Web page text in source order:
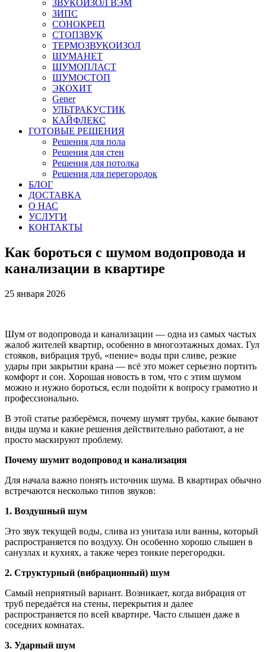
ЗВУКОИЗОЛ ВЭМ
ЗИПС
СОНОКРЕП
СТОПЗВУК
ТЕРМОЗВУКОИЗОЛ
ШУМАНЕТ
ШУМОПЛАСТ
ШУМОСТОП
ЭКОХИТ
Gener
УЛЬТРАКУСТИК
КАЙФЛЕКС
ГОТОВЫЕ РЕШЕНИЯ
Решения для пола
Решения для стен
Решения для потолка
Решения для перегородок
БЛОГ
ДОСТАВКА
О НАС
УСЛУГИ
КОНТАКТЫ
Как бороться с шумом водопровода и
канализации в квартире
25 января 2026
Шум от водопровода и канализации — одна из самых частых
жалоб жителей квартир, особенно в многоэтажных домах. Гул
стояков, вибрация труб, «пение» воды при сливе, резкие
удары при закрытии крана — всё это может серьезно портить
комфорт и сон. Хорошая новость в том, что с этим шумом
можно и нужно бороться, если подойти к вопросу грамотно и
профессионально.
В этой статье разберёмся, почему шумят трубы, какие бывают
виды шума и какие решения действительно работают, а не
просто маскируют проблему.
Почему шумит водопровод и канализация
Для начала важно понять источник шума. В квартирах обычно
встречаются несколько типов звуков:
1. Воздушный шум
Это звук текущей воды, слива из унитаза или ванны, который
распространяется по воздуху. Он особенно хорошо слышен в
санузлах и кухнях, а также через тонкие перегородки.
2. Структурный (вибрационный) шум
Самый неприятный вариант. Возникает, когда вибрация от
труб передаётся на стены, перекрытия и далее
распространяется по всей квартире. Часто слышен даже в
соседних комнатах.
3. Ударный шум